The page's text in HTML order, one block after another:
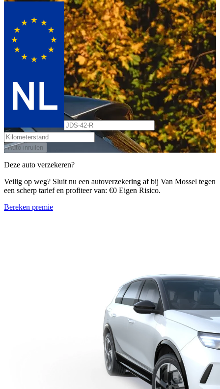
Auto inruilen
Deze auto verzekeren?
Veilig op weg? Sluit nu een autoverzekering af bij Van Mossel tegen
een scherp tarief en profiteer van: €0 Eigen Risico.
Bereken premie